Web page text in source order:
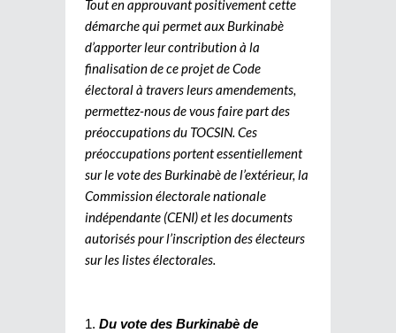
Tout en approuvant positivement cette
démarche qui permet aux Burkinabè
d’apporter leur contribution à la
finalisation de ce projet de Code
électoral à travers leurs amendements,
permettez-nous de vous faire part des
préoccupations du TOCSIN. Ces
préoccupations portent essentiellement
sur le vote des Burkinabè de l’extérieur, la
Commission électorale nationale
indépendante (CENI) et les documents
autorisés pour l’inscription des électeurs
sur les listes électorales.
Du vote des Burkinabè de